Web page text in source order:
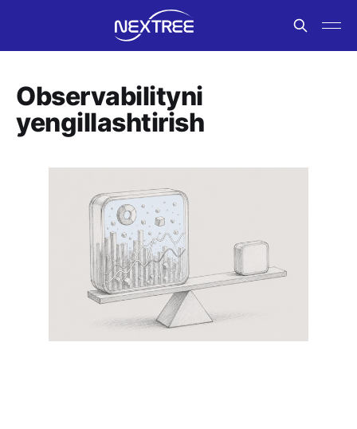
Observabilityni
yengillashtirish